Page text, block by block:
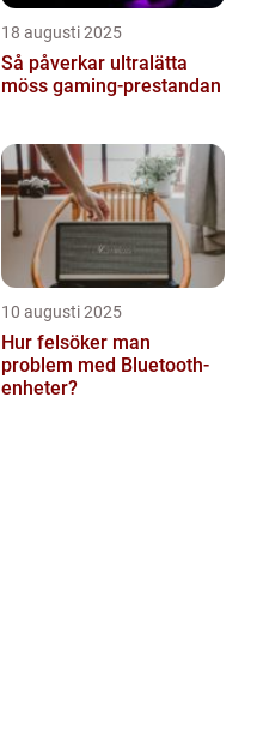
18 augusti 2025
Så påverkar ultralätta
möss gaming-prestandan
10 augusti 2025
Hur felsöker man
problem med Bluetooth-
enheter?